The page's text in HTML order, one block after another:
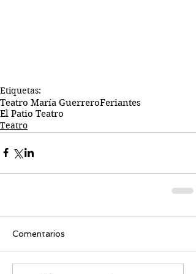
Etiquetas:
Teatro María GuerreroFeriantes
El Patio Teatro
Teatro
Comentarios